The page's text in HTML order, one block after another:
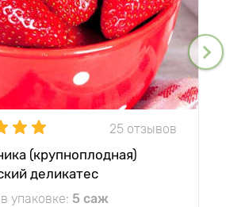
25 отзывов
(крупноплодная)
деликатес
упаковке: 5 саж